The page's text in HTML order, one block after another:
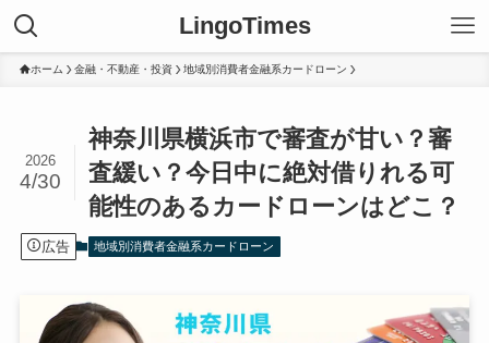
LingoTimes
ホーム 金融・不動産・投資 地域別消費者金融系カードローン
神奈川県横浜市で審査が甘い？審
査緩い？今日中に絶対借りれる可
能性のあるカードローンはどこ？
2026
4/30
広告 地域別消費者金融系カードローン